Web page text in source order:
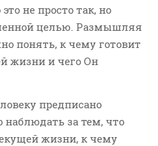
не просто так, но
целью. Размышляя
понять, к чему готовит
жизни и чего Он
предписано
наблюдать за тем, что
жизни, к чему